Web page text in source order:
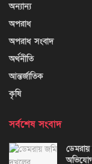
অন্যান্য
অপরাধ
অপরাধ সংবাদ
অর্থনীতি
আন্তর্জাতিক
কৃষি
সর্বশেষ সংবাদ